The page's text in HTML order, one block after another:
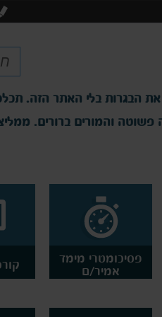
את הבגרות בלי האתר הזה.
פשוטה והמורים ברורים.
פסיכומטרי מימד
אמיר/ם